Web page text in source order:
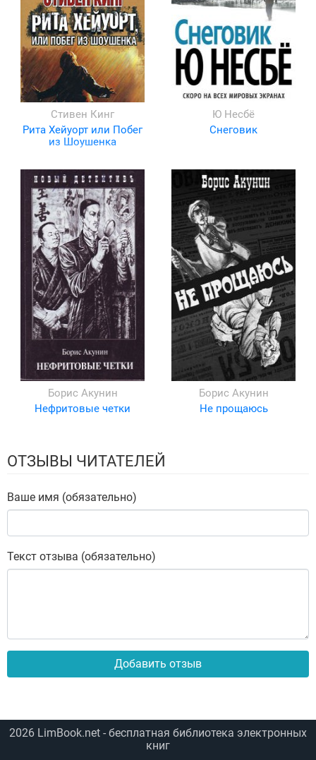
Стивен Кинг
Рита Хейуорт или Побег
из Шоушенка
Ю Несбё
Снеговик
Борис Акунин
Нефритовые четки
Борис Акунин
Не прощаюсь
ОТЗЫВЫ ЧИТАТЕЛЕЙ
Ваше имя (обязательно)
Текст отзыва (обязательно)
Добавить отзыв
2026 LimBook.net - бесплатная библиотека электронных
книг